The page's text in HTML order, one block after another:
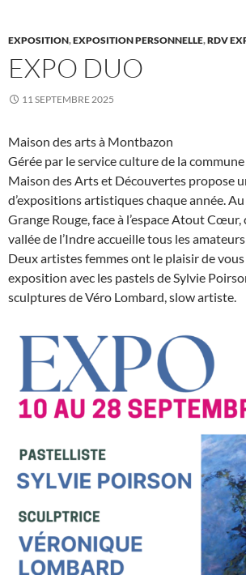
EXPOSITION,EXPOSITION PERSONNELLE,RDV
EXPO DUO
11 SEPTEMBRE 2025
Maison des arts à Montbazon
Gérée par le service culture de la
Maison des Arts et Découvertes propose
d’expositions artistiques chaque année.
Grange Rouge, face à l’espace Atout Cœur,
vallée de l’Indre accueille tous les amateurs
Deux artistes femmes ont le plaisir de
exposition avec les pastels de Sylvie
sculptures de Véro Lombard, slow artiste.